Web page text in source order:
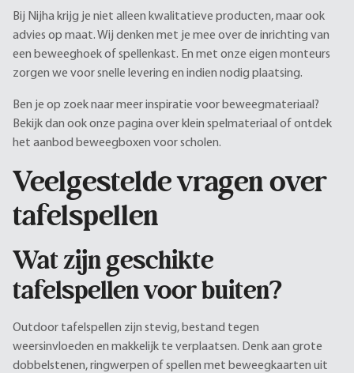
Bij Nijha krijg je niet alleen kwalitatieve producten, maar ook
advies op maat. Wij denken met je mee over de inrichting van
een beweeghoek of spellenkast. En met onze eigen monteurs
zorgen we voor snelle levering en indien nodig plaatsing.
Ben je op zoek naar meer inspiratie voor beweegmateriaal?
Bekijk dan ook onze pagina over klein spelmateriaal of ontdek
het aanbod beweegboxen voor scholen.
Veelgestelde vragen over
tafelspellen
Wat zijn geschikte
tafelspellen voor buiten?
Outdoor tafelspellen zijn stevig, bestand tegen
weersinvloeden en makkelijk te verplaatsen. Denk aan grote
dobbelstenen, ringwerpen of spellen met beweegkaarten uit